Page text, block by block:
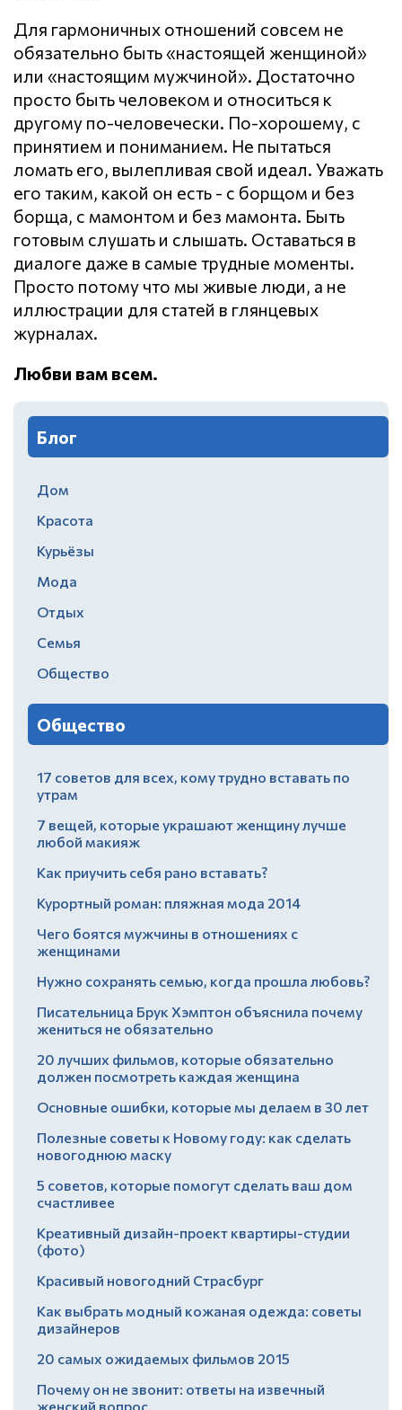
Для гармоничных отношений совсем не
обязательно быть «настоящей женщиной»
или «настоящим мужчиной». Достаточно
просто быть человеком и относиться к
другому по-человечески. По-хорошему, с
принятием и пониманием. Не пытаться
ломать его, вылепливая свой идеал. Уважать
его таким, какой он есть - с борщом и без
борща, с мамонтом и без мамонта. Быть
готовым слушать и слышать. Оставаться в
диалоге даже в самые трудные моменты.
Просто потому что мы живые люди, а не
иллюстрации для статей в глянцевых
журналах.
Любви вам всем.
Блог
Дом
Красота
Курьёзы
Мода
Отдых
Семья
Общество
Общество
17 советов для всех, кому трудно вставать по
утрам
7 вещей, которые украшают женщину лучше
любой макияж
Как приучить себя рано вставать?
Курортный роман: пляжная мода 2014
Чего боятся мужчины в отношениях с
женщинами
Нужно сохранять семью, когда прошла любовь?
Писательница Брук Хэмптон объяснила почему
жениться не обязательно
20 лучших фильмов, которые обязательно
должен посмотреть каждая женщина
Основные ошибки, которые мы делаем в 30 лет
Полезные советы к Новому году: как сделать
новогоднюю маску
5 советов, которые помогут сделать ваш дом
счастливее
Креативный дизайн-проект квартиры-студии
(фото)
Красивый новогодний Страсбург
Как выбрать модный кожаная одежда: советы
дизайнеров
20 самых ожидаемых фильмов 2015
Почему он не звонит: ответы на извечный
женский вопрос